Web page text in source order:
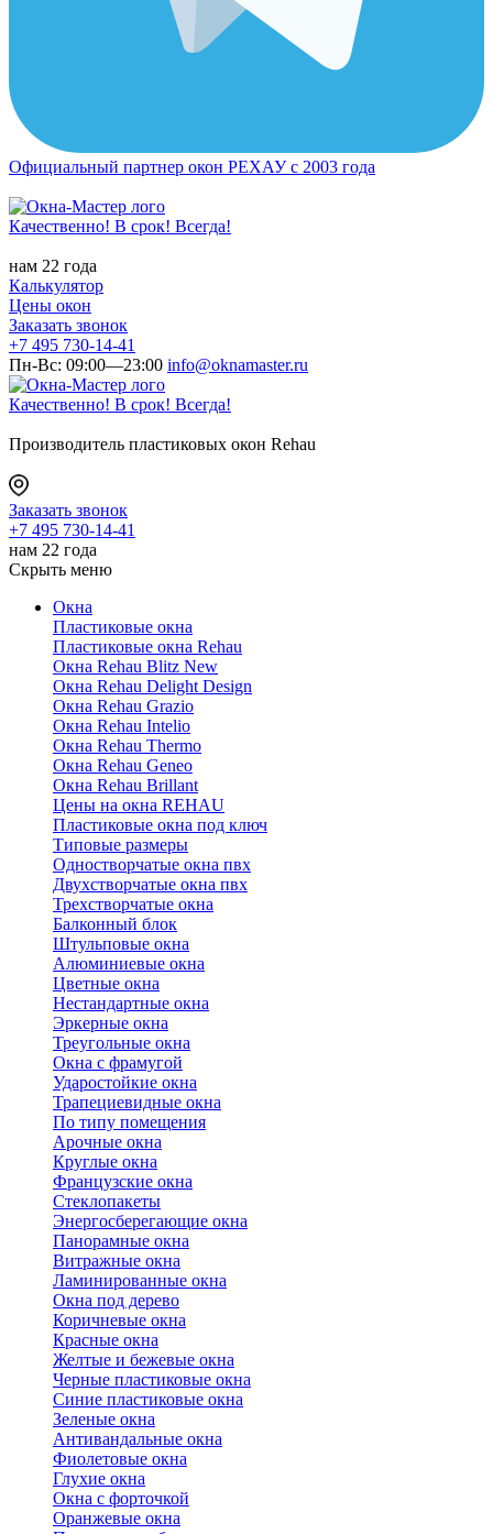
Официальный партнер окон РЕХАУ с 2003 года
Качественно! В срок! Всегда!
нам 22 года
Калькулятор
Цены окон
Заказать звонок
+7 495 730-14-41
Пн-Вс: 09:00—23:00 info@oknamaster.ru
Качественно! В срок! Всегда!
Производитель пластиковых окон Rehau
Заказать звонок
+7 495 730-14-41
нам 22 года
Скрыть меню
Окна
Пластиковые окна
Пластиковые окна Rehau
Окна Rehau Blitz New
Окна Rehau Delight Design
Окна Rehau Grazio
Окна Rehau Intelio
Окна Rehau Thermo
Окна Rehau Geneo
Окна Rehau Brillant
Цены на окна REHAU
Пластиковые окна под ключ
Типовые размеры
Одностворчатые окна пвх
Двухстворчатые окна пвх
Трехстворчатые окна
Балконный блок
Штульповые окна
Алюминиевые окна
Цветные окна
Нестандартные окна
Эркерные окна
Треугольные окна
Окна с фрамугой
Ударостойкие окна
Трапециевидные окна
По типу помещения
Арочные окна
Круглые окна
Французские окна
Стеклопакеты
Энергосберегающие окна
Панорамные окна
Витражные окна
Ламинированные окна
Окна под дерево
Коричневые окна
Красные окна
Желтые и бежевые окна
Черные пластиковые окна
Синие пластиковые окна
Зеленые окна
Антивандальные окна
Фиолетовые окна
Глухие окна
Окна с форточкой
Оранжевые окна